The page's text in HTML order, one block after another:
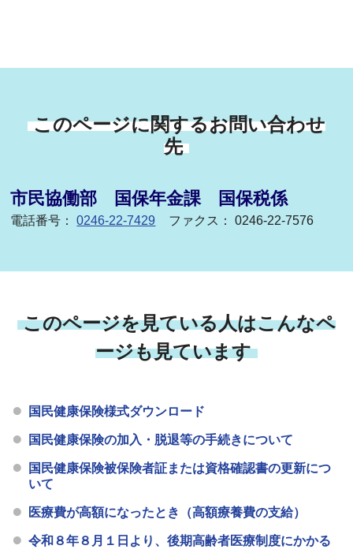
このページに関するお問い合わせ
先
市民協働部 国保年金課 国保税係
電話番号：0246-22-7429 ファクス： 0246-22-7576
このページを見ている人はこんなペ
ージも見ています
国民健康保険様式ダウンロード
国民健康保険の加入・脱退等の手続きについて
国民健康保険被保険者証または資格確認書の更新につ
いて
医療費が高額になったとき（高額療養費の支給）
令和８年８月１日より、後期高齢者医療制度にかかる